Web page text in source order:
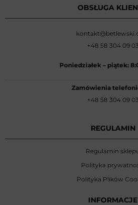
OBSŁUGA
+48 58 304 09 03
Poniedziałek – piątek:
Zamówienia
+48 58 304 09 03
REGULAMIN
Regulamin
Polityka
Polityka Plików
INFORMACJE